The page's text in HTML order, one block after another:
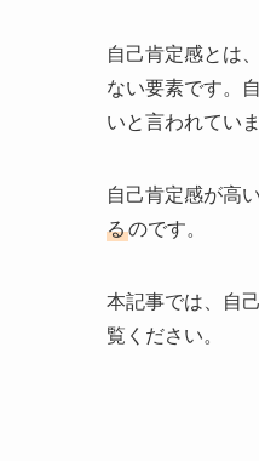
自己肯定感とは、
ない要素です。
いと言われていま
自己肯定感が高
るのです。
本記事では、自
覧ください。